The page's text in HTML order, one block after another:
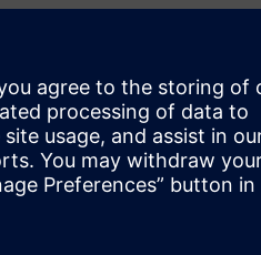
Siemens підтримує